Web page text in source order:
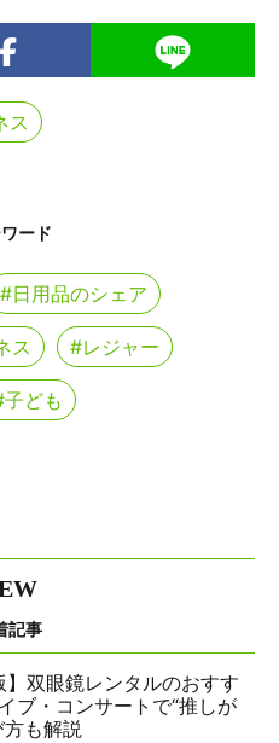
ス
ード
#日用品のシェア
ス #レジャー
ども
記事
】双眼鏡レンタルのおすす
ブ・コンサートで“推しが
方も解説